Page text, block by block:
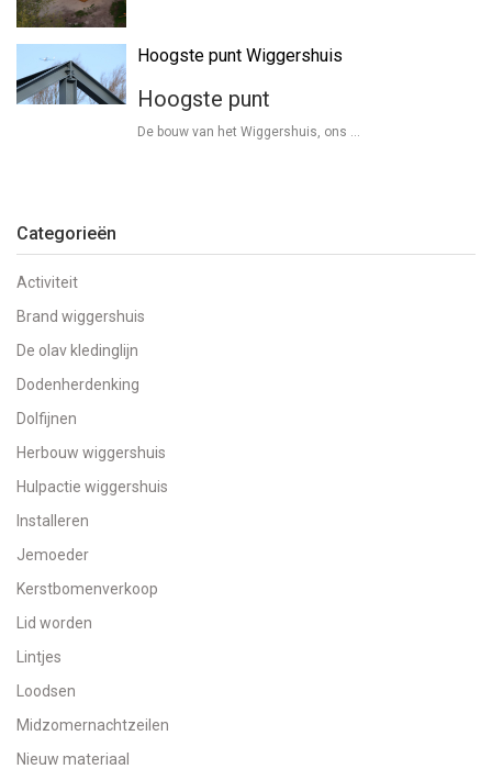
Hoogste punt Wiggershuis
Hoogste punt
De bouw van het Wiggershuis, ons …
Categorieën
Activiteit
Brand wiggershuis
De olav kledinglijn
Dodenherdenking
Dolfijnen
Herbouw wiggershuis
Hulpactie wiggershuis
Installeren
Jemoeder
Kerstbomenverkoop
Lid worden
Lintjes
Loodsen
Midzomernachtzeilen
Nieuw materiaal